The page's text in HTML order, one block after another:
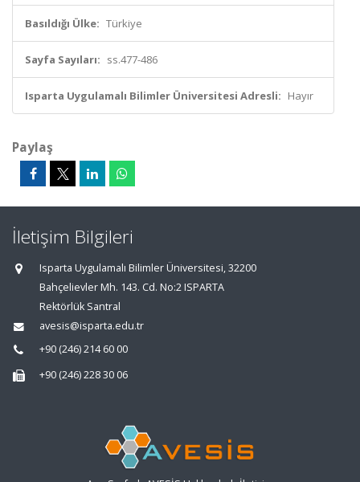
Basıldığı Ülke: Türkiye
Sayfa Sayıları: ss.477-486
Isparta Uygulamalı Bilimler Üniversitesi Adresli: Hayır
Paylaş
İletişim Bilgileri
Isparta Uygulamalı Bilimler Üniversitesi, 32200
Bahçelievler Mh. 143. Cd. No:2 ISPARTA
Rektörlük Santral
avesis@isparta.edu.tr
+90 (246) 214 60 00
+90 (246) 228 30 06